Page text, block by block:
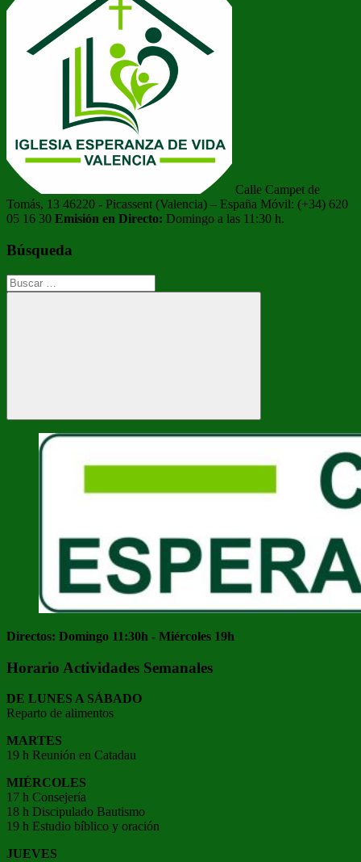
Calle Campet de
Tomás, 13 46220 - Picassent (Valencia) – España Móvil: (+34) 620
05 16 30 Emisión en Directo: Domingo a las 11:30 h.
Búsqueda
Buscar:
Buscar
Directos: Domingo 11:30h - Miércoles 19h
Horario Actividades Semanales
DE LUNES A SÁBADO
Reparto de alimentos
MARTES
19 h Reunión en Catadau
MIÉRCOLES
17 h Consejería
18 h Discipulado Bautismo
19 h Estudio bíblico y oración
JUEVES